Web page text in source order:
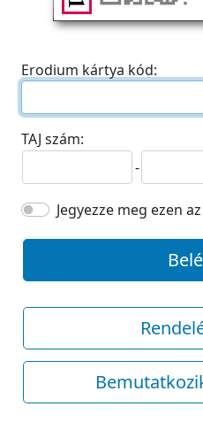
Erodium kártya kód:
TAJ szám:
-
Jegyezze meg ezen